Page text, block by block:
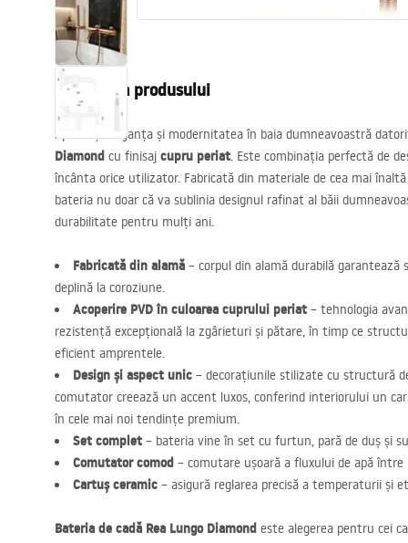
Bucatarie
Accesorii și mobilier pentru baie
Descrierea produsului
Apreciați eleganța și modernitatea în baia dumneavoastră
Diamond cu finisaj cupru periat. Este combinația perfectă de
încânta orice utilizator. Fabricată din materiale de cea mai
bateria nu doar că va sublinia designul rafinat al băii
durabilitate pentru mulți ani.
Fabricată din alamă – corpul din alamă durabilă
deplină la coroziune.
Acoperire PVDîn culoarea cuprului periat – tehnologia
rezistență excepțională la zgârieturi și pătare, în timp ce
eficient amprentele.
Design și aspect unic – decorațiunile stilizate cu structură
comutator creează un accent luxos, conferind interiorului un
în cele mai noi tendințe premium.
Set complet – bateria vine în set cu furtun, pară de duș și
Comutator comod – comutare ușoară a fluxului de apă între
Cartuș ceramic – asigură reglarea precisă a temperaturii și
Bateria de cadă Rea Lungo Diamond este alegerea pentru cei